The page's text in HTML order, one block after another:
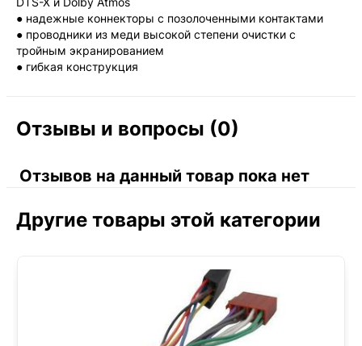
● надежные коннекторы с позолоченными контактами
● проводники из меди высокой степени очистки с
тройным экранированием
● гибкая конструкция
Отзывы и вопросы (0)
Отзывов на данный товар пока нет
Другие товары этой категории